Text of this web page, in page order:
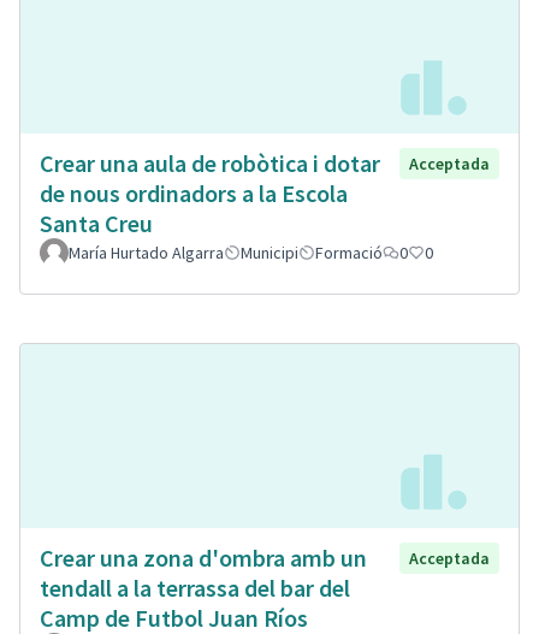
Crear una aula de robòtica i dotar
de nous ordinadors a la Escola
Santa Creu
Acceptada
María Hurtado Algarra Municipi Formació 0 0
Crear una zona d'ombra amb un
tendall a la terrassa del bar del
Camp de Futbol Juan Ríos
Acceptada